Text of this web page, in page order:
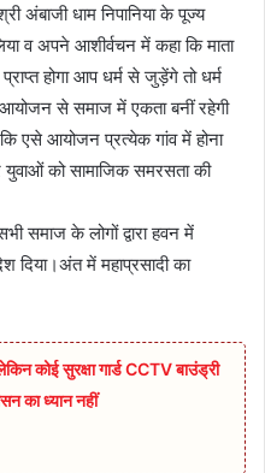
अंबाजी धाम निपानिया के पूज्य
व अपने आशीर्वचन में कहा कि माता
होगा आप धर्म से जुड़ेंगे तो धर्म
से समाज में एकता बनीं रहेगी
एसे आयोजन प्रत्येक गांव में होना
युवाओं को सामाजिक समरसता की
समाज के लोगों द्वारा हवन में
दिया।अंत में महाप्रसादी का
कोई सुरक्षा गार्ड CCTV बाउंड्री
का ध्यान नहीं